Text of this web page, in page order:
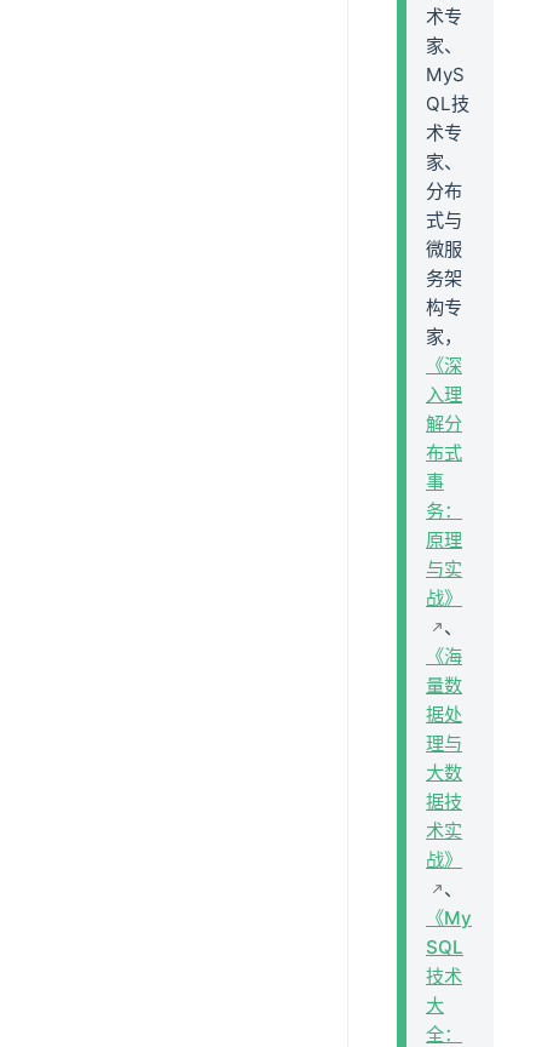
术专
家、
MyS
QL技
术专
家、
分布
式与
微服
务架
构专
家，
《深
入理
解分
布式
事
务：
原理
与实
战》
、
《海
量数
据处
理与
大数
据技
术实
战》
、
《My
SQL
技术
大
全：